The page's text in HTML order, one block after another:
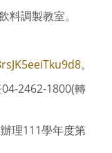
料調製教室。
。
2462-1800(轉
理111學年度第